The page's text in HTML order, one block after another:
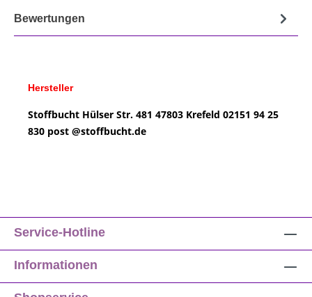
Bewertungen
Hersteller
Stoffbucht Hülser Str. 481 47803 Krefeld 02151 94 25
830 post @stoffbucht.de
Service-Hotline
Informationen